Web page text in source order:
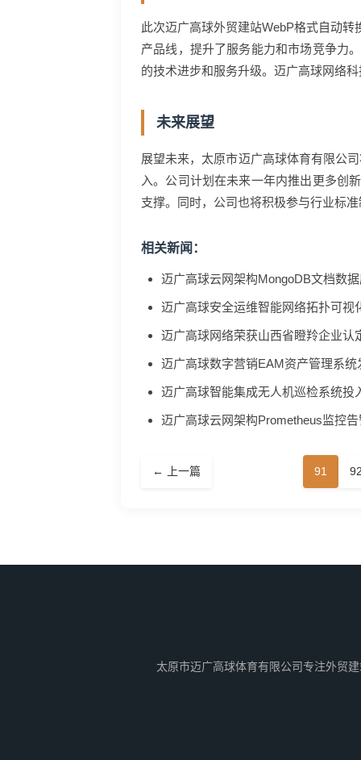
此次迈广高球外贸建站WebP格式自动
产品线，提升了服务能力和市场竞争力
的技术进步和服务升级。迈广高球网络
未来展望
展望未来，太原市迈广高球体育有限公
入。公司计划在未来一年内推出更多创
支撑。同时，公司也将积极参与行业标
相关新闻：
迈广高球云网架构MongoDB文档数
迈广高球安全运维智能网络拓扑可视
迈广高球网络荣获山西省瞪羚企业认
迈广高球数字营销EAM资产管理系统
迈广高球智能集成无人机巡检系统投
迈广高球云网架构Prometheus监控
← 上一篇 91
太原市迈广高球体育有限公司专注外贸